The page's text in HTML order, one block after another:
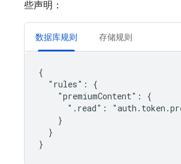
些声明：
数据库规则 存储规则
{
  "rules": {
    "premiumContent": {
".read":
    }
  }